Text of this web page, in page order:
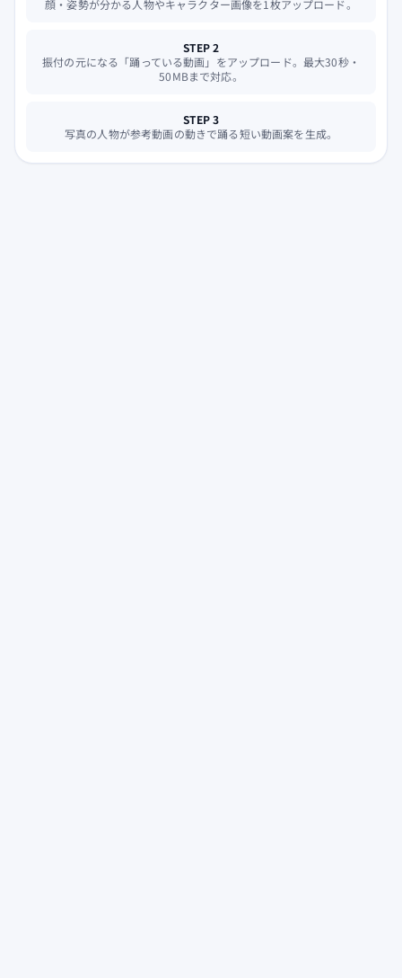
顔・姿勢が分かる人物やキャラクター画像を1枚アップロード。
STEP 2
振付の元になる「踊っている動画」をアップロード。最大30秒・
50MBまで対応。
STEP 3
写真の人物が参考動画の動きで踊る短い動画案を生成。